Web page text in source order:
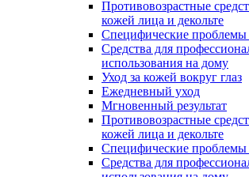
Противовозрастные
кожей лица и декольте
Специфические
Средства для
использования на дому
Уход за кожей вокруг глаз
Ежедневный уход
Мгновенный результат
Противовозрастные
кожей лица и декольте
Специфические
Средства для